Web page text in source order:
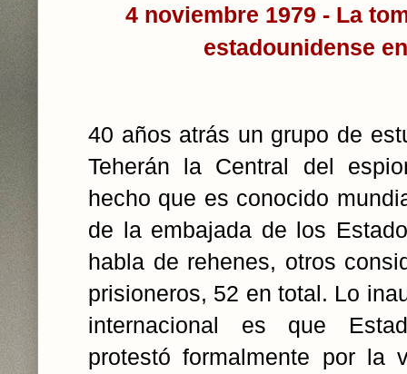
4 noviembre 1979 - La
estadounidense
40 años atrás un grupo de
Teherán la Central del
hecho que es conocido
de la embajada de los
habla de rehenes, otros
prisioneros, 52 en total. Lo
internacional es que
protestó formalmente por la